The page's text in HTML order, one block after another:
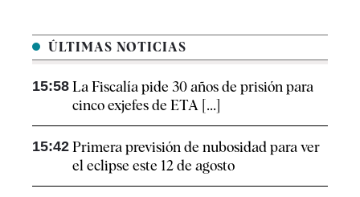
ÚLTIMAS NOTICIAS
15:58 La Fiscalía pide 30 años de prisión para
cinco exjefes de ETA [...]
15:42 Primera previsión de nubosidad para ver
el eclipse este 12 de agosto